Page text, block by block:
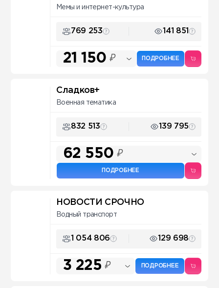
Мемы и интернет-культура
769 253 141 851
21 150 ₽ ПОДРОБНЕЕ
Сладков+
Военная тематика
832 513 139 795
62 550 ₽
ПОДРОБНЕЕ
НОВОСТИ СРОЧНО
Водный транспорт
1 054 806 129 698
3 225 ₽ ПОДРОБНЕЕ